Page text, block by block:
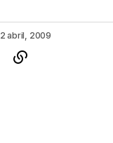
2 abril, 2009